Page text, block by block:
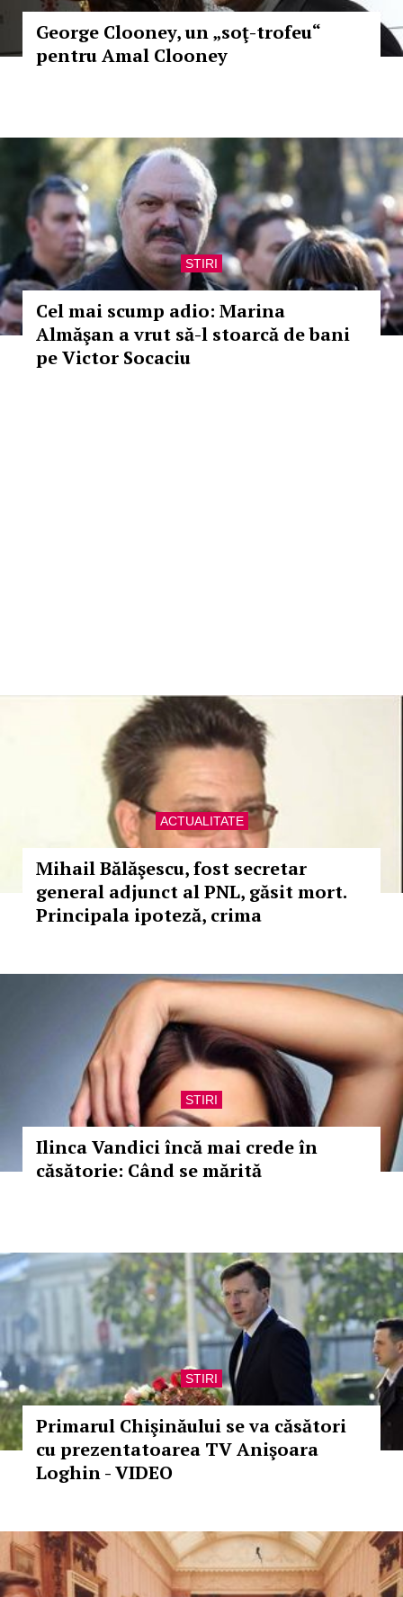
George Clooney, un „soţ-trofeu“
pentru Amal Clooney
STIRI
Cel mai scump adio: Marina
Almăşan a vrut să-l stoarcă de bani
pe Victor Socaciu
ACTUALITATE
Mihail Bălăşescu, fost secretar
general adjunct al PNL, găsit mort.
Principala ipoteză, crima
STIRI
Ilinca Vandici încă mai crede în
căsătorie: Când se mărită
STIRI
Primarul Chişinăului se va căsători
cu prezentatoarea TV Anişoara
Loghin - VIDEO